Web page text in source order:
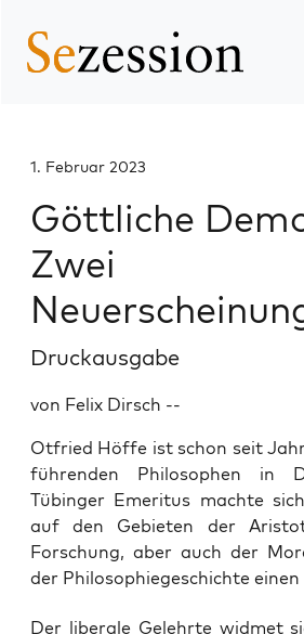
1. Februar 2023
Göttliche
Zwei
Druckausgabe
von Felix Dirsch --
Otfried Höffe ist schon seit
führenden Philosophen in
Tübinger Emeritus machte
auf den Gebieten der
Forschung, aber auch der
der Philosophiegeschichte einen
Der libe­ra­le Gelehr­te wid­met